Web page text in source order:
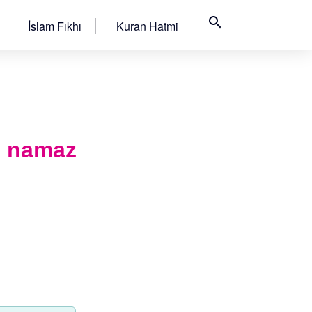
İslam Fıkhı Kuran Hatmi search
namaz